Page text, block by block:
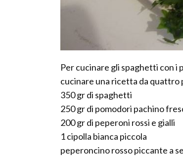
Per cucinare gli spaghetti con i
cucinare una ricetta da
350 gr di spaghetti
250 gr di pomodori pachino
200 gr di peperoni rossi e gialli
1 cipolla bianca piccola
peperoncino rosso piccante a